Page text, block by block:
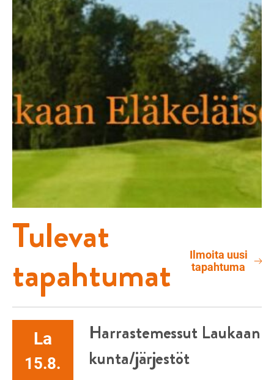
Tulevat
tapahtumat
Ilmoita uusi
tapahtuma
La
15.8.
Harrastemessut Laukaan
kunta/järjestöt